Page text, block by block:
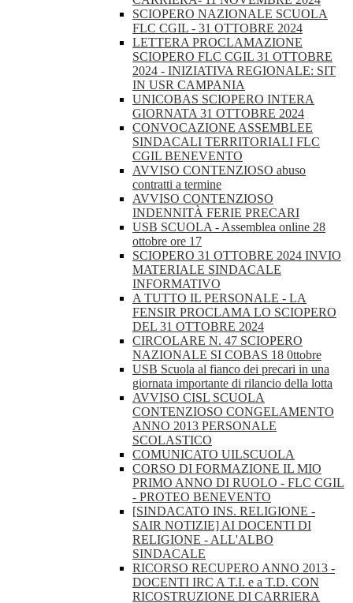
SCIOPERO NAZIONALE SCUOLA
FLC CGIL - 31 OTTOBRE 2024
LETTERA PROCLAMAZIONE
SCIOPERO FLC CGIL 31 OTTOBRE
2024 - INIZIATIVA REGIONALE: SIT
IN USR CAMPANIA
UNICOBAS SCIOPERO INTERA
GIORNATA 31 OTTOBRE 2024
CONVOCAZIONE ASSEMBLEE
SINDACALI TERRITORIALI FLC
CGIL BENEVENTO
AVVISO CONTENZIOSO abuso
contratti a termine
AVVISO CONTENZIOSO
INDENNITÀ FERIE PRECARI
USB SCUOLA - Assemblea online 28
ottobre ore 17
SCIOPERO 31 OTTOBRE 2024 INVIO
MATERIALE SINDACALE
INFORMATIVO
A TUTTO IL PERSONALE - LA
FENSIR PROCLAMA LO SCIOPERO
DEL 31 OTTOBRE 2024
CIRCOLARE N. 47 SCIOPERO
NAZIONALE SI COBAS 18 0ttobre
USB Scuola al fianco dei precari in una
giornata importante di rilancio della lotta
AVVISO CISL SCUOLA
CONTENZIOSO CONGELAMENTO
ANNO 2013 PERSONALE
SCOLASTICO
COMUNICATO UILSCUOLA
CORSO DI FORMAZIONE IL MIO
PRIMO ANNO DI RUOLO - FLC CGIL
- PROTEO BENEVENTO
[SINDACATO INS. RELIGIONE -
SAIR NOTIZIE] AI DOCENTI DI
RELIGIONE - ALL'ALBO
SINDACALE
RICORSO RECUPERO ANNO 2013 -
DOCENTI IRC A T.I. e a T.D. CON
RICOSTRUZIONE DI CARRIERA